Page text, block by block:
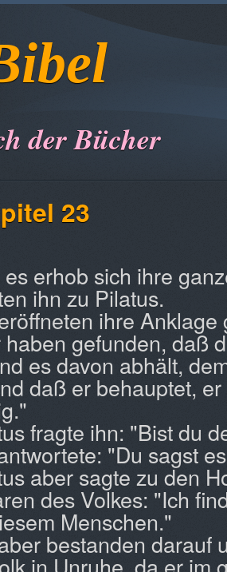
der Bücher
23
erhob sich ihre
ihn zu Pilatus.
ihre
gefunden, daß
es davon abhält,
daß er behauptet,
fragte ihn: "Bist du
"Du sagst
aber sagte zu den
des Volkes: "Ich
Menschen."
bestanden darauf